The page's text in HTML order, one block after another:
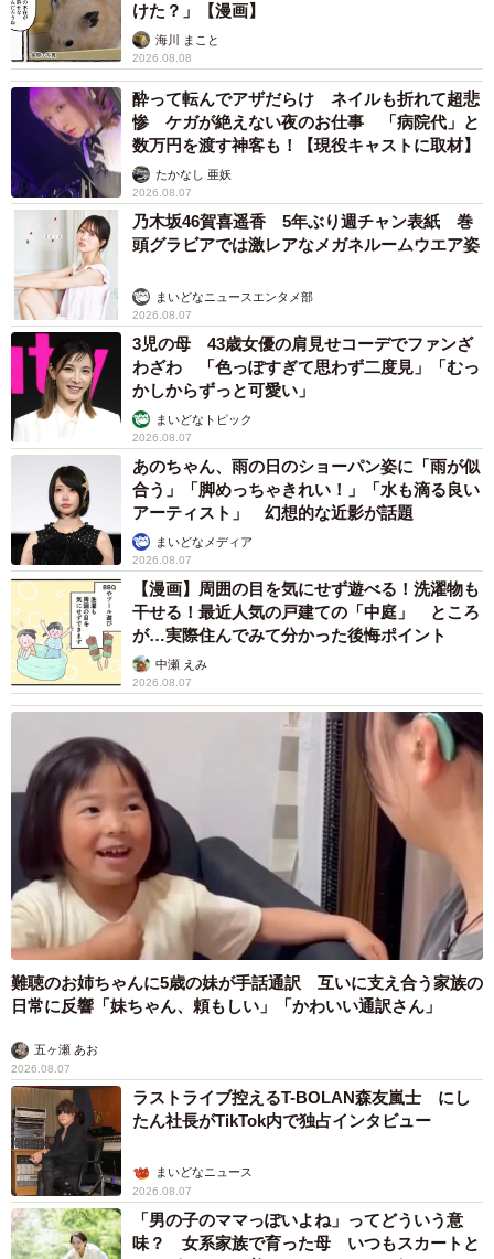
けた？」【漫画】
海川 まこと
2026.08.08
酔って転んでアザだらけ ネイルも折れて超悲
惨 ケガが絶えない夜のお仕事 「病院代」と
数万円を渡す神客も！【現役キャストに取材】
たかなし 亜妖
2026.08.07
乃木坂46賀喜遥香 5年ぶり週チャン表紙 巻
頭グラビアでは激レアなメガネルームウエア姿
まいどなニュースエンタメ部
2026.08.07
3児の母 43歳女優の肩見せコーデでファンざ
わざわ 「色っぽすぎて思わず二度見」「むっ
かしからずっと可愛い」
まいどなトピック
2026.08.07
あのちゃん、雨の日のショーパン姿に「雨が似
合う」「脚めっちゃきれい！」「水も滴る良い
アーティスト」 幻想的な近影が話題
まいどなメディア
2026.08.07
【漫画】周囲の目を気にせず遊べる！洗濯物も
干せる！最近人気の戸建ての「中庭」 ところ
が…実際住んでみて分かった後悔ポイント
中瀬 えみ
2026.08.07
難聴のお姉ちゃんに5歳の妹が手話通訳 互いに支え合う家族の
日常に反響「妹ちゃん、頼もしい」「かわいい通訳さん」
五ヶ瀬 あお
2026.08.07
ラストライブ控えるT-BOLAN森友嵐士 にし
たん社長がTikTok内で独占インタビュー
まいどなニュース
2026.08.07
「男の子のママっぽいよね」ってどういう意
味？ 女系家族で育った母 いつもスカートと